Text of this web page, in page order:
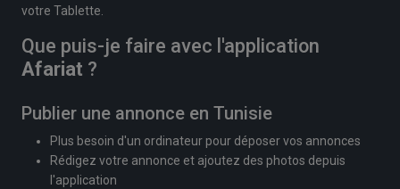
votre Tablette.
Que puis-je faire avec l'application
Afariat ?
Publier une annonce en Tunisie
Plus besoin d'un ordinateur pour déposer vos annonces
Rédigez votre annonce et ajoutez des photos depuis
l'application